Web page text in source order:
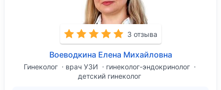
3 отзыва
Воеводкина Елена Михайловна
Гинеколог врач УЗИ
гинеколог-эндокринолог
детский гинеколог